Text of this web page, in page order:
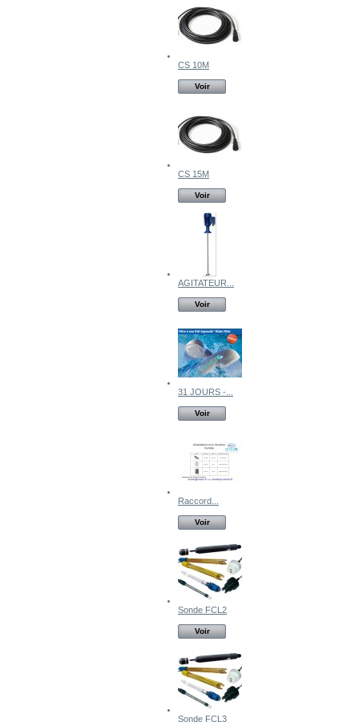
CS 10M
Voir
CS 15M
Voir
AGITATEUR...
Voir
31 JOURS -...
Voir
Raccord...
Voir
Sonde FCL2
Voir
Sonde FCL3